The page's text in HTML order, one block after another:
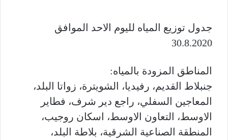
جدول توزيع المياه لليوم الاحد الموافق
30.8.2020
المناطق المزودة بالمياه:
جنبلاط القديم، رفيديا، الشويترة، زواتا البلد،
المعاجين السفلي، راجع دير شرف، فطاير
الاوسط، التعاون الاوسط، اسكان روجيب،
المنطقة الصناعية الشرقية، بلاطة البلد،